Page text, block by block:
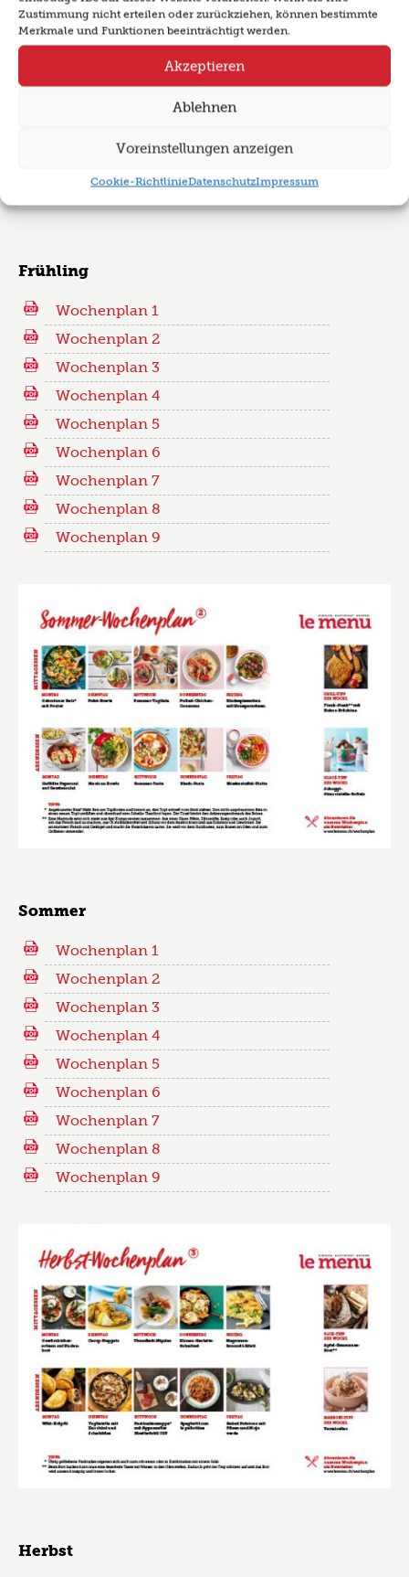
Zustimmung nicht erteilen oder zurückziehen, können bestimmte
Merkmale und Funktionen beeinträchtigt werden.
Akzeptieren
Ablehnen
Voreinstellungen anzeigen
Cookie-RichtlinieDatenschutzImpressum
Frühling
Wochenplan 1
Wochenplan 2
Wochenplan 3
Wochenplan 4
Wochenplan 5
Wochenplan 6
Wochenplan 7
Wochenplan 8
Wochenplan 9
Sommer
Wochenplan 1
Wochenplan 2
Wochenplan 3
Wochenplan 4
Wochenplan 5
Wochenplan 6
Wochenplan 7
Wochenplan 8
Wochenplan 9
Herbst